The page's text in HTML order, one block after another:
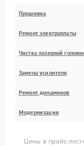
Прошивка
Ремонт электроплаты
Чистка лазерной
Замена усилителя
Ремонт динамиков
Модернизация
Цены в прайс-